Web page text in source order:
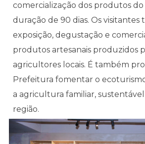
comercialização dos produtos
duração de 90 dias. Os visitantes
exposição, degustação e
produtos artesanais produzidos
agricultores locais. É também
Prefeitura fomentar o
a agricultura familiar,
região.